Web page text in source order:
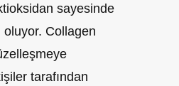
sayesinde
oluyor. Collagen
tarafından